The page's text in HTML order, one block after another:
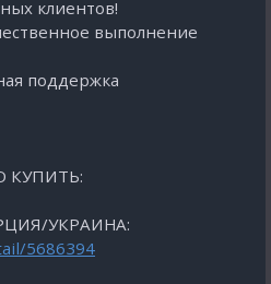
клиентов!
выполнение
поддержка
КУПИТЬ:
УКРАИНА:
5686394